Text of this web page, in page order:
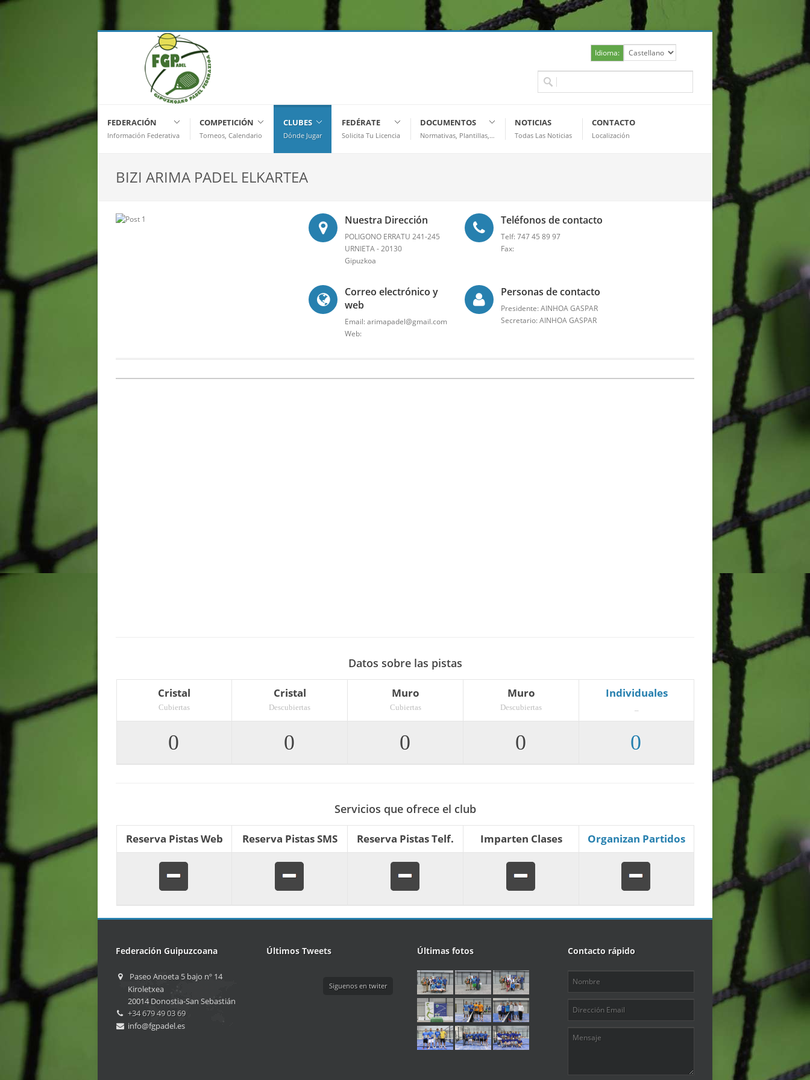
Idioma:
FEDERACIÓN
Información Federativa
COMPETICIÓN
Torneos, Calendario
CLUBES
Dónde Jugar
FEDÉRATE
Solicita Tu Licencia
DOCUMENTOS
Normativas, Plantillas,…
NOTICIAS
Todas Las Noticias
CONTACTO
Localización
BIZI ARIMA PADEL ELKARTEA
Nuestra Dirección
POLIGONO ERRATU 241-245
URNIETA - 20130
Gipuzkoa
Teléfonos de contacto
Telf: 747 45 89 97
Fax:
Correo electrónico y
web
Email: arimapadel@gmail.com
Web:
Personas de contacto
Presidente: AINHOA GASPAR
Secretario: AINHOA GASPAR
Datos sobre las pistas
Cristal
Cubiertas
0
Cristal
Descubiertas
0
Muro
Cubiertas
0
Muro
Descubiertas
0
Individuales
0
Servicios que ofrece el club
Reserva Pistas Web Reserva Pistas SMS Reserva Pistas Telf. Imparten Clases Organizan Partidos
Federación Guipuzcoana
Paseo Anoeta 5 bajo nº 14
Kiroletxea
20014 Donostia-San Sebastián
+34 679 49 03 69
info@fgpadel.es
Últimos Tweets
Siguenos en twiter
Últimas fotos Contacto rápido